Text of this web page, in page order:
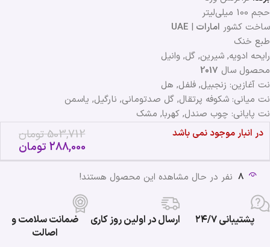
حجم 100 میلی‌لیتر
ساخت کشور امارات |
UAE
طبع خنک
رایحه ادویه, شیرین, گل, وانیل
محصول سال 2017
نت آغازین: زنجبیل, فلفل, هل
نت میانی: شکوفه پرتقال, گل صدتومانی, نارگیل, یاسمن
نت پایانی: چوب صندل, کهربا, مشک
در انبار موجود نمی باشد
503,712تومان
288,000 تومان
8 نفر در حال مشاهده این محصول هستند!
پشتیبانی ۲۴/۷ ارسال در اولین روز کاری
ضمانت سلامت و
اصالت